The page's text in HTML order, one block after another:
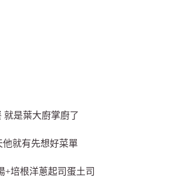
就是葉大廚掌廚了
他就有先想好菜單
+培根洋蔥起司蛋土司